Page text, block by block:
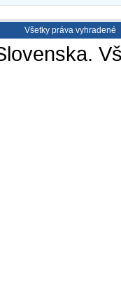
Všetky práva vyhradené